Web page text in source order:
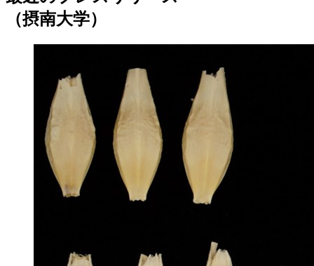
（摂南大学）